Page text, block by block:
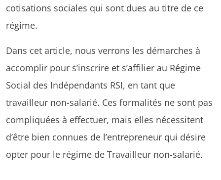
cotisations sociales qui sont dues au titre de ce
régime.
Dans cet article, nous verrons les démarches à
accomplir pour s’inscrire et s’affilier au Régime
Social des Indépendants RSI, en tant que
travailleur non-salarié. Ces formalités ne sont pas
compliquées à effectuer, mais elles nécessitent
d’être bien connues de l’entrepreneur qui désire
opter pour le régime de Travailleur non-salarié.